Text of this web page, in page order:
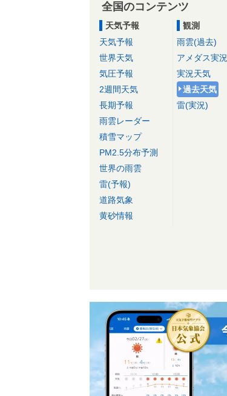
全国のコンテンツ
天気予報
天気予報
世界天気
気圧予報
2週間天気
長期予報
雨雲レーダー
積雪マップ
PM2.5分布予測
世界の雨雲
雷(予報)
道路気象
黄砂情報
観測
雨雲(過去)
アメダス実況
実況天気
過去天気
雷(実況)